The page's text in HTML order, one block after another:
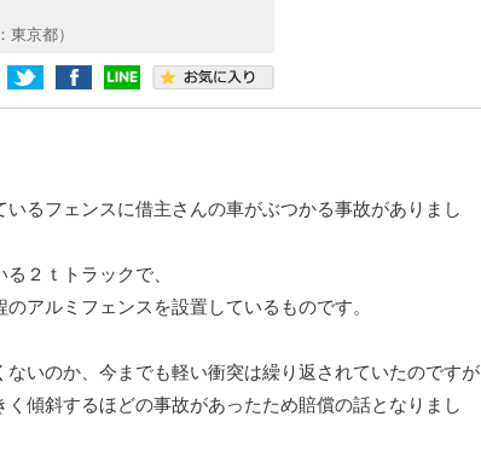
東京都）
るフェンスに借主さんの車がぶつかる事故がありまし
２ｔトラックで、
アルミフェンスを設置しているものです。
いのか、今までも軽い衝突は繰り返されていたのですが
く傾斜するほどの事故があったため賠償の話となりまし